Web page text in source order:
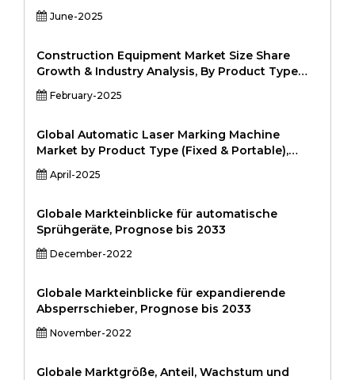
Seats, Convertible Car Seats, Booster Seats, All-
in-One Car Seats), By Distribution Channel
Specialty Stores)), By End-User (Residential,
Commercial (Daycare Centers, Hospitals, Rental
Services), and Regional Analysis, 2024-2031
June-2025
Construction Equipment Market Size Share
Growth & Industry Analysis, By Product Type
(Excavators, Backhoes, Bulldozers, Loaders,
Cranes, Forklifts, Pavers, Other Construction
Mining, Infrastructure, Oil & Gas, Agriculture,
Others), By End User (Residential, Commercial,
Industrial, Infrastructure Development, Others),
and Regional Analysis 2024-2031
February-2025
Global Automatic Laser Marking Machine
Market by Product Type (Fixed & Portable),
Type (Fiber laser, CO2 laser, Green laser, UV
laser & YAG laser), and Vertical (Automotive,
Aerospace & Defense, Retail, Healthcare,
Packaging and Others), and by Region - Global
and Regional Industry Overview, Market
Intelligence, Comprehensive Analysis, Historical
April-2025
Globale Markteinblicke für automatische
Sprühgeräte, Prognose bis 2033
December-2022
Globale Markteinblicke für expandierende
Absperrschieber, Prognose bis 2033
November-2022
Globale Marktgröße, Anteil, Wachstum und